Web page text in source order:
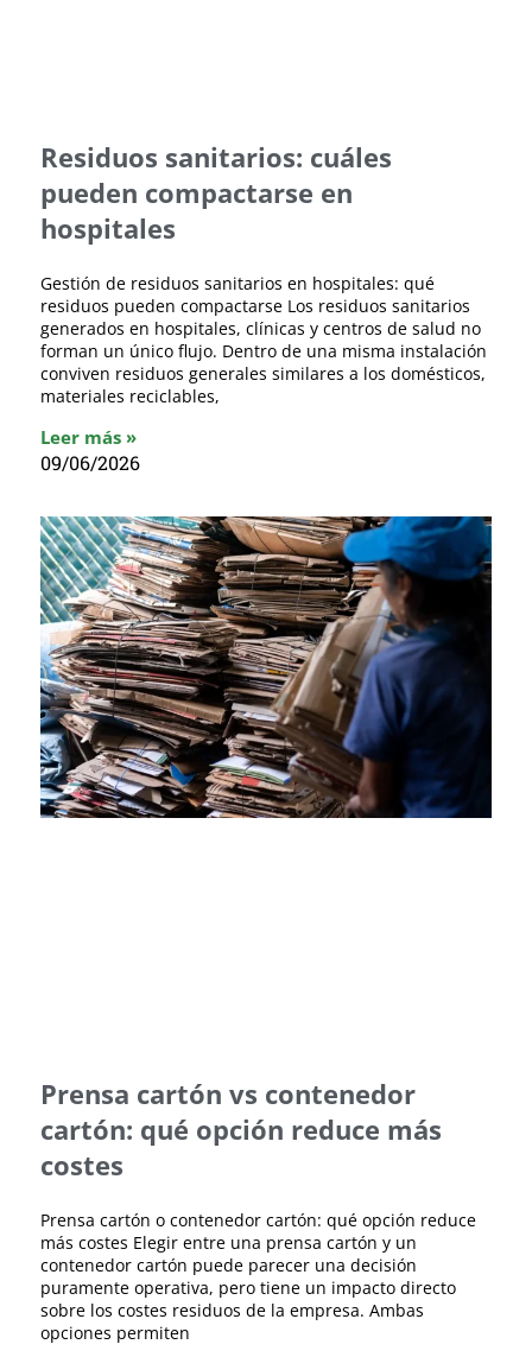
Residuos sanitarios: cuáles
pueden compactarse en
hospitales
Gestión de residuos sanitarios en hospitales: qué
residuos pueden compactarse Los residuos sanitarios
generados en hospitales, clínicas y centros de salud no
forman un único flujo. Dentro de una misma instalación
conviven residuos generales similares a los domésticos,
materiales reciclables,
Leer más »
09/06/2026
Prensa cartón vs contenedor
cartón: qué opción reduce más
costes
Prensa cartón o contenedor cartón: qué opción reduce
más costes Elegir entre una prensa cartón y un
contenedor cartón puede parecer una decisión
puramente operativa, pero tiene un impacto directo
sobre los costes residuos de la empresa. Ambas
opciones permiten